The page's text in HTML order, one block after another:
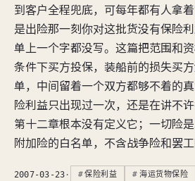
到客户全程兜底，可每年都有人拿
是出险那一刻你对这批货没有保险
单上一个字都没写。这篇把范围和
条件下买方投保，装船前的损失买
单，中间留着一个双方都够不着的
险利益只出现过一次，还是在讲不许
第十二章根本没有定义它；一切险
附加险的白名单，不含战争险和罢
2007-03-23 · 保险利益 海运货物保险